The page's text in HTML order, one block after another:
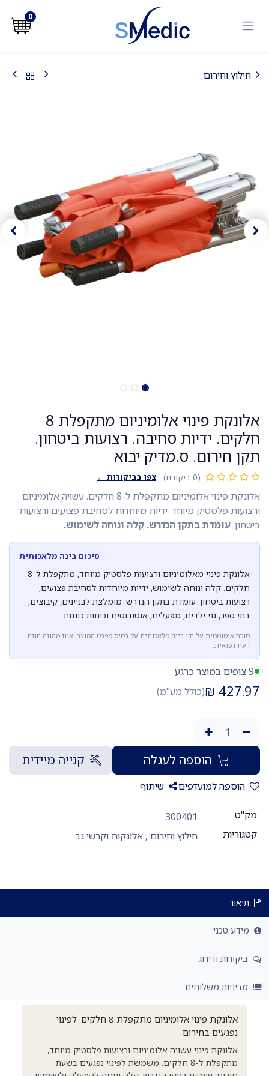
0
חילוץ וחירום
אלונקת פינוי אלומיניום מתקפלת 8
חלקים. ידיות סחיבה. רצועות ביטחון.
תקן חירום. ס.מדיק יבוא
(0 ביקורת) צפו בביקורות ←
אלונקת פינוי אלומיניום מתקפלת ל-8 חלקים. עשויה אלומיניום
ורצועות פלסטיק מיוחד. ידיות מיוחדות לסחיבת פצועים ורצועות
ביטחון. עומדת בתקן הנדרש. קלה ונוחה לשימוש.
סיכום בינה מלאכותית
אלונקת פינוי מאלומיניום ורצועות פלסטיק מיוחד, מתקפלת ל-8
חלקים. קלה ונוחה לשימוש, ידיות מיוחדות לסחיבת פצועים,
רצועות ביטחון. עומדת בתקן הנדרש. מומלצת לבניינים, קיבוצים,
בתי ספר, גני ילדים, מפעלים, אוטובוסים וכיתות כוננות.
סוכם אוטומטית על ידי בינה מלאכותית על בסיס מפרט המוצר. אינו מהווה חוות
דעת רפואית.
9 צופים במוצר כרגע
427.97
₪(כולל מע"מ)
הוספה לעגלה קנייה מיידית
הוספה למועדפים שיתוף
מק"ט
300401
קטגוריות
חילוץ וחירום, אלונקות וקרשי גב
תיאור
מידע טכני
ביקורות ודירוג
מדיניות משלוחים
אלונקת פינוי אלומיניום מתקפלת 8 חלקים. לפינוי
נפגעים בחירום
אלונקת פינוי עשויה אלומיניום ורצועות פלסטיק מיוחד,
מתקפלת ל-8 חלקים. משמשת לפינוי נפגעים בשעת